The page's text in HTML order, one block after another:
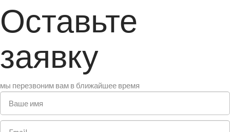
Оставьте
заявку
мы перезвоним вам в ближайшее время